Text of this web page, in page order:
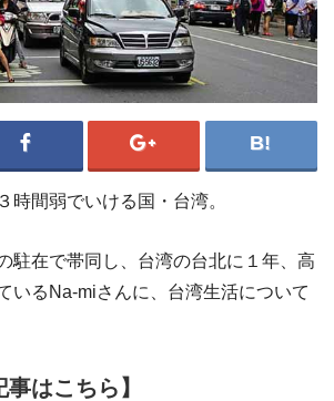
時間弱でいける国・台湾。
駐在で帯同し、台湾の台北に１年、高
いるNa-miさんに、台湾生活について
事はこちら】